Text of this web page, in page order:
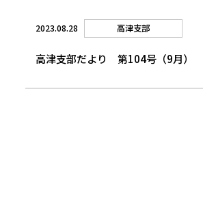
2023.08.28 高津支部
高津支部だより 第104号（9月）